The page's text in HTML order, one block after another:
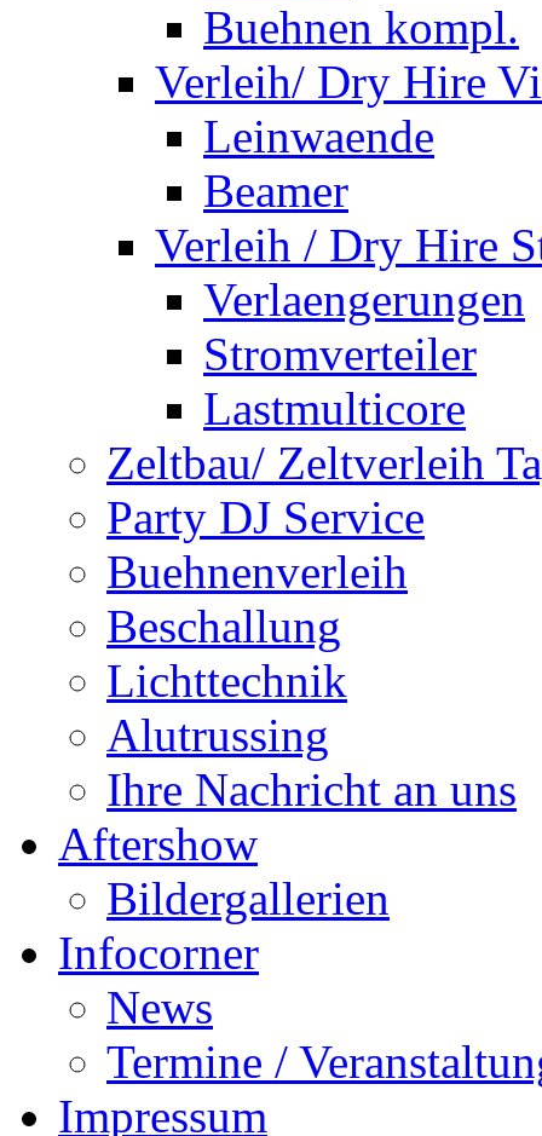
Buehnen kompl.
Verleih/ Dry Hire
Leinwaende
Beamer
Verleih / Dry Hire
Verlaengerungen
Stromverteiler
Lastmulticore
Zeltbau/ Zeltverleih
Party DJ Service
Buehnenverleih
Beschallung
Lichttechnik
Alutrussing
Ihre Nachricht an uns
Aftershow
Bildergallerien
Infocorner
News
Termine /
Impressum